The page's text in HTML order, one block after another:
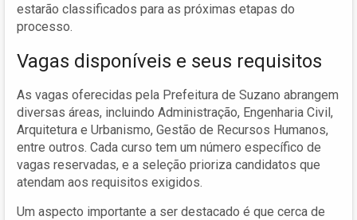
estarão classificados para as próximas etapas do
processo.
Vagas disponíveis e seus requisitos
As vagas oferecidas pela Prefeitura de Suzano abrangem
diversas áreas, incluindo Administração, Engenharia Civil,
Arquitetura e Urbanismo, Gestão de Recursos Humanos,
entre outros. Cada curso tem um número específico de
vagas reservadas, e a seleção prioriza candidatos que
atendam aos requisitos exigidos.
Um aspecto importante a ser destacado é que cerca de